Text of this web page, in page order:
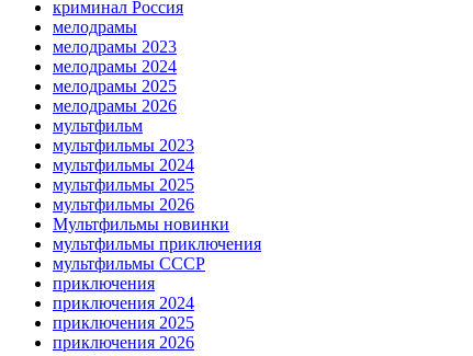
криминал Россия
мелодрамы
мелодрамы 2023
мелодрамы 2024
мелодрамы 2025
мелодрамы 2026
мультфильм
мультфильмы 2023
мультфильмы 2024
мультфильмы 2025
мультфильмы 2026
Мультфильмы новинки
мультфильмы приключения
мультфильмы СССР
приключения
приключения 2024
приключения 2025
приключения 2026